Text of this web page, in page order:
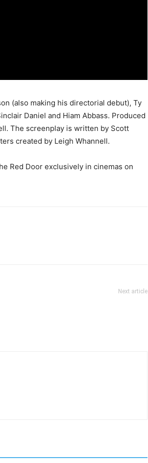
(also making his directorial debut), Ty
Daniel and Hiam Abbass. Produced
The screenplay is written by Scott
created by Leigh Whannell.
Red Door exclusively in cinemas on
Next article